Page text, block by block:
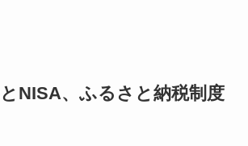
NISA、ふるさと納税制度